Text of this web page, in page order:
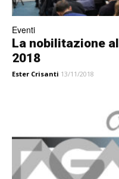
Eventi
La nobilitazione
2018
Ester Crisanti 13/11/2018